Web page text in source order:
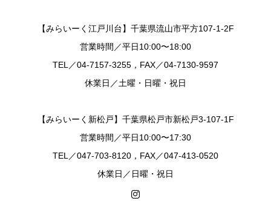
【みらいーく江戸川台】千葉県流山市平方107-1-2F
営業時間／平日10:00〜18:00
TEL／04-7157-3255，FAX／04-7130-9597
休業日／土曜・日曜・祝日
【みらいーく新松戸】千葉県松戸市新松戸3-107-1F
営業時間／平日10:00〜17:30
TEL／047-703-8120，FAX／047-413-0520
休業日／日曜・祝日